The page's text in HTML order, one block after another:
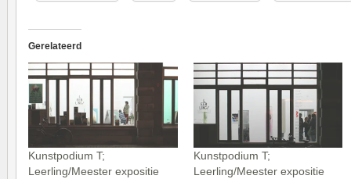
Gerelateerd
Kunstpodium T;
Leerling/Meester expositie
Kunstpodium T;
Leerling/Meester expositie